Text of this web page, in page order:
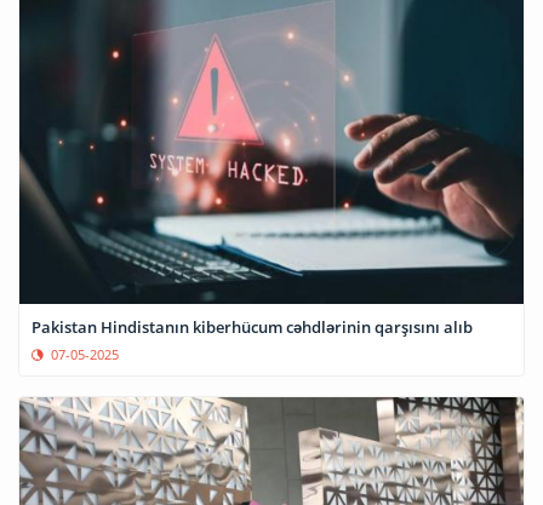
Pakistan Hindistanın kiberhücum cəhdlərinin qarşısını alıb
07-05-2025